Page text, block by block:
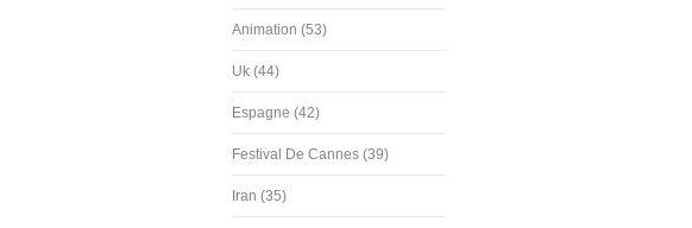
Animation (53)
Uk (44)
Espagne (42)
Festival De Cannes (39)
Iran (35)